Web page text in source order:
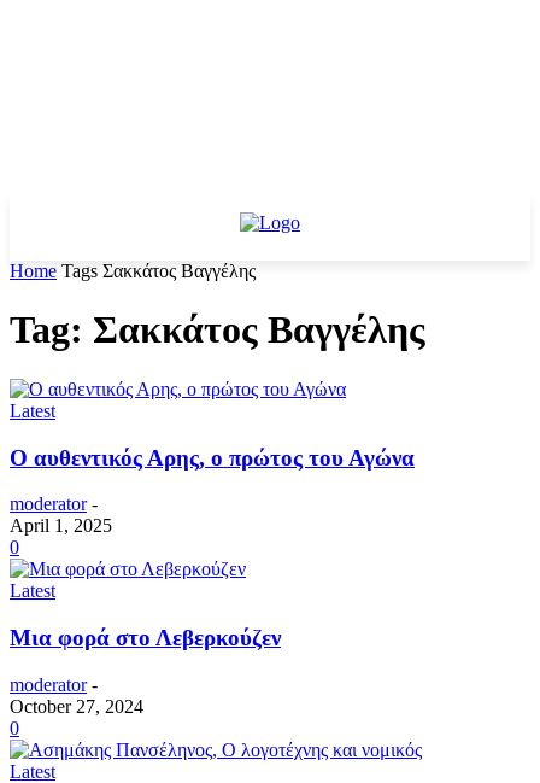
Home Tags Σακκάτος Βαγγέλης
Tag: Σακκάτος Βαγγέλης
Latest
Ο αυθεντικός Αρης, ο πρώτος του Αγώνα
moderator -
April 1, 2025
0
Latest
Μια φορά στο Λεβερκούζεν
moderator -
October 27, 2024
0
Latest